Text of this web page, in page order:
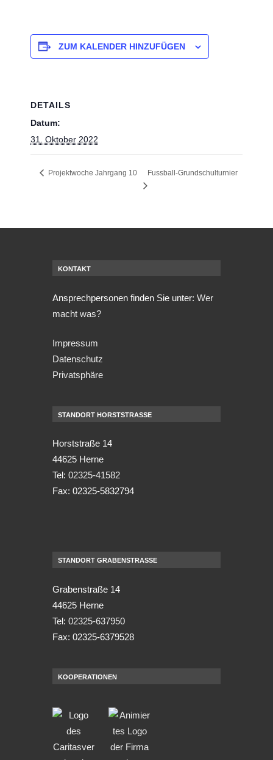
ZUM KALENDER HINZUFÜGEN
DETAILS
Datum:
31. Oktober 2022
Projektwoche Jahrgang 10 Fussball-Grundschulturnier
KONTAKT
Ansprechpersonen finden Sie unter: Wer
macht was?
Impressum
Datenschutz
Privatsphäre
STANDORT HORSTSTRASSE
Horststraße 14
44625 Herne
Tel: 02325-41582
Fax: 02325-5832794
STANDORT GRABENSTRASSE
Grabenstraße 14
44625 Herne
Tel: 02325-637950
Fax: 02325-6379528
KOOPERATIONEN